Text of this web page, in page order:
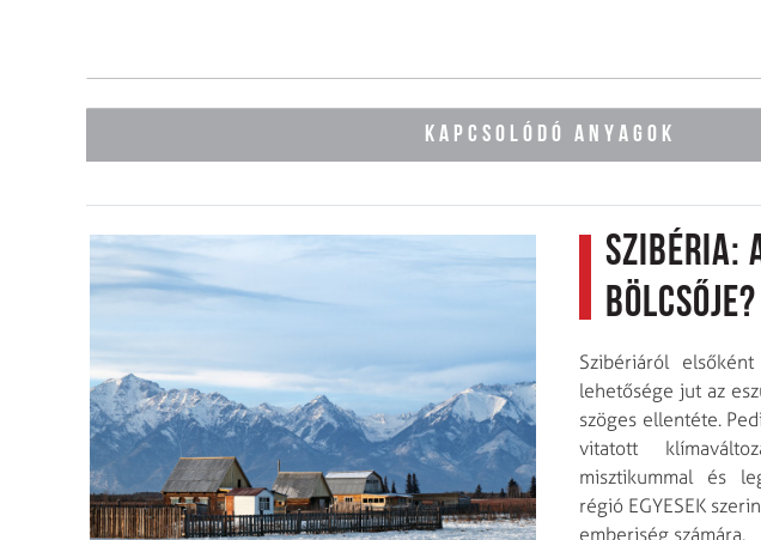
KAPCSOLÓDÓ ANYAGOK
Szibéria:
bölcsője?
Szibériáról
lehetősége jut az
szöges ellentéte.
vitatott
misztikummal és
régió EGYESEK
emberiség számára.